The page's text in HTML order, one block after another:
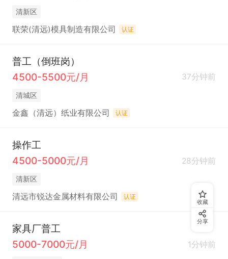
清新区
联荣(清远)模具制造有限公司 认证
普工（倒班岗）
4500-5500元/月
37分钟前
清城区
金鑫（清远）纸业有限公司 认证
操作工
4500-5000元/月
28分钟前
清新区
清远市锐达金属材料有限公司 认证
家具厂普工
5000-7000元/月
1分钟前
收藏
分享